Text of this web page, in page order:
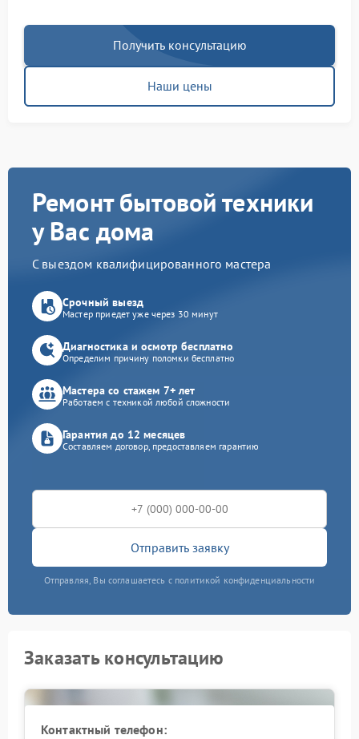
Получить консультацию
Наши цены
Ремонт бытовой техники
у Вас дома
С выездом квалифицированного мастера
Срочный выезд
Мастер приедет уже через 30 минут
Диагностика и осмотр бесплатно
Определим причину поломки бесплатно
Мастера со стажем 7+ лет
Работаем с техникой любой сложности
Гарантия до 12 месяцев
Составляем договор, предоставляем гарантию
Отправить заявку
Отправляя, Вы соглашаетесь с политикой конфиденциальности
Заказать консультацию
Контактный телефон: